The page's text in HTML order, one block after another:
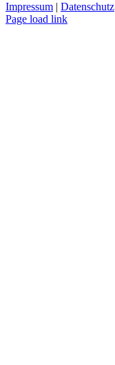
Impressum | Datenschutz
Page load link